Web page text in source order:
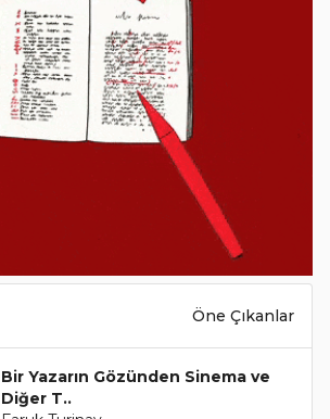
Öne Çıkanlar
Bir Yazarın Gözünden Sinema ve
Diğer T..